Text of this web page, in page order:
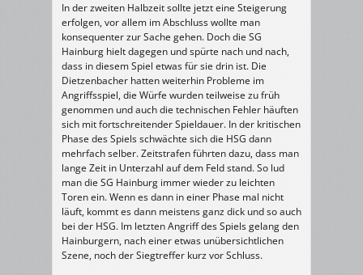
In der zweiten Halbzeit sollte jetzt eine Steigerung
erfolgen, vor allem im Abschluss wollte man
konsequenter zur Sache gehen. Doch die SG
Hainburg hielt dagegen und spürte nach und nach,
dass in diesem Spiel etwas für sie drin ist. Die
Dietzenbacher hatten weiterhin Probleme im
Angriffsspiel, die Würfe wurden teilweise zu früh
genommen und auch die technischen Fehler häuften
sich mit fortschreitender Spieldauer. In der kritischen
Phase des Spiels schwächte sich die HSG dann
mehrfach selber. Zeitstrafen führten dazu, dass man
lange Zeit in Unterzahl auf dem Feld stand. So lud
man die SG Hainburg immer wieder zu leichten
Toren ein. Wenn es dann in einer Phase mal nicht
läuft, kommt es dann meistens ganz dick und so auch
bei der HSG. Im letzten Angriff des Spiels gelang den
Hainburgern, nach einer etwas unübersichtlichen
Szene, noch der Siegtreffer kurz vor Schluss.